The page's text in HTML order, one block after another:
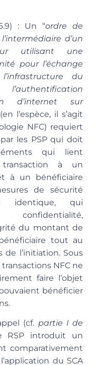
: Un “ordre de
d’un
utilisant une
pour l’échange
du
d’internet sur
l’espèce, il s’agit
NFC) requiert
par les PSP qui doit
qui lient
à un
à un bénéficiaire
de sécurité
identique, qui
du montant de
tout au
l’initiation. Sous
transactions NFC ne
faire l’objet
bénéficier
(cf. partie I de
RSP introduit un
comparativement
du SCA